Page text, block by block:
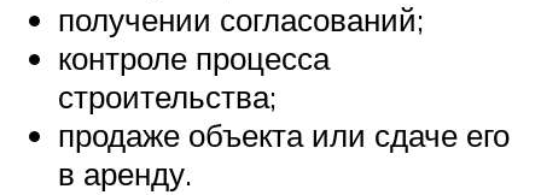
получении согласований;
контроле процесса
строительства;
продаже объекта или сдаче его
в аренду.